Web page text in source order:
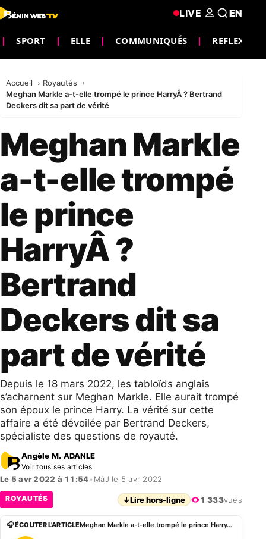
SPORT ELLE COMMUNIQUÉS REFLEXION
LIVE EN
Accueil
Royautés
Meghan Markle a-t-elle trompé le prince HarryÂ ? Bertrand
Deckers dit sa part de vérité
Meghan Markle
a-t-elle trompé
le prince
HarryÂ ?
Bertrand
Deckers dit sa
part de vérité
Depuis le 18 mars 2022, les tabloïds anglais
s’acharnent sur Meghan Markle. Elle aurait trompé
son époux le prince Harry. La vérité sur cette
affaire a été dévoilée par Bertrand Deckers,
spécialiste des questions de royauté.
Angèle M. ADANLE
Voir tous ses articles
Le 5 avr 2022 à 11:54• MàJ le 5 avr 2022
ROYAUTÉS ↓Lire hors-ligne 1 333vues
🎧 ÉCOUTER L'ARTICLE Meghan Markle a-t-elle trompé le prince HarryÂ ? Bertrand Deckers dit sa part de vérité